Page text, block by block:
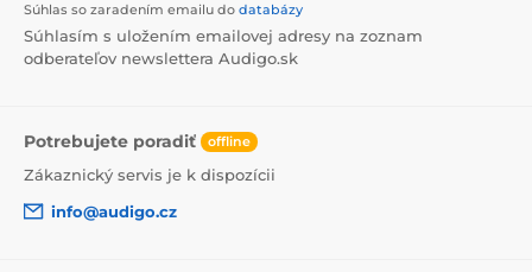
bezdrátové výbavy. V pohodě si tak vychutnáte své
oblíbené streamy, hudbu z domácího serveru a
případně i poslech s bezdrátovými sluchátky.
streamovat přes WiFi a umožňuje také instalaci
vlastních aplikací (TIDAL, Spotify a další). Plně
podporuje formát MQA a dobře si rozumí také se
Súhlas so zaradením emailu do databázy
Súhlasím s uložením emailovej adresy na zoznam
odberateľov newslettera Audigo.sk
Potrebujete poradiť offline
Zákaznický servis je k dispozícii
info@audigo.cz